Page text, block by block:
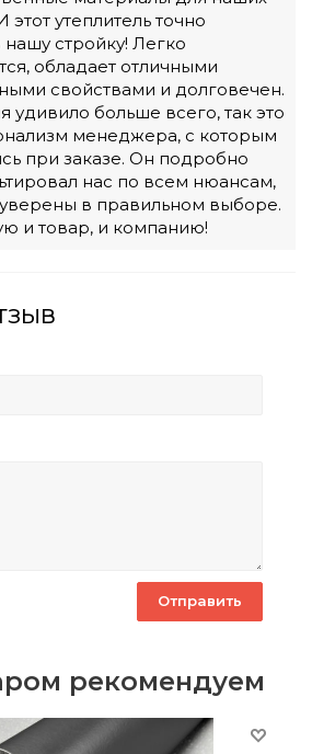
этот утеплитель точно
нашу стройку! Легко
обладает отличными
свойствами и долговечен.
удивило больше всего, так это
менеджера, с которым
при заказе. Он подробно
нас по всем нюансам,
в правильном выборе.
и товар, и компанию!
рекомендуем